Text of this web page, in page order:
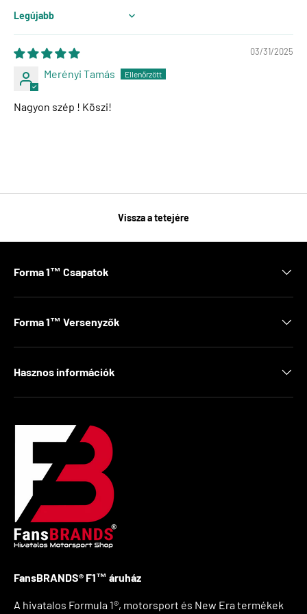
Sort by
03/31/2025
Merényi Tamás
Nagyon szép ! Köszi!
Vissza a tetejére
Forma 1™ Csapatok
Forma 1™ Versenyzők
Hasznos információk
FansBRANDS® F1™ áruház
A hivatalos Formula 1®, motorsport és New Era termékek